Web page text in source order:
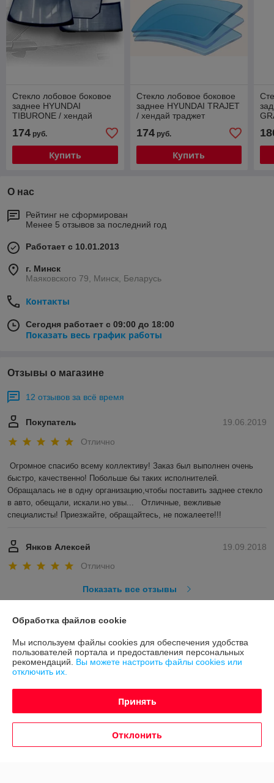
Стекло лобовое боковое
заднее HYUNDAI
TIBURONE / хендай
174 руб.
Купить
Стекло лобовое боковое
заднее HYUNDAI TRAJET
/ хендай траджет
174руб.
Купить
О нас
Рейтинг не сформирован
Менее 5 отзывов за последний год
Работает с 10.01.2013
г. Минск
Маяковского 79, Минск, Беларусь
Контакты
Сегодня работает с 09:00 до 18:00
Показать весь график работы
Отзывы о магазине
12 отзывов за всё время
19.06.2019
Покупатель
Отлично
Огромное спасибо всему коллективу! Заказ был выполнен очень
быстро, качественно! Побольше бы таких исполнителей.
Обращалась не в одну организацию,чтобы поставить заднее стекло
в авто, обещали, искали.но увы...   Отличные, вежливые
специалисты! Приезжайте, обращайтесь, не пожалеете!!!
19.09.2018
Янков Алексей
Отлично
Показать все отзывы
Контакты
Доставка и оплата
Полная версия сайта
Обработка файлов cookie
Мы используем файлы cookies для обеспечения удобства
пользователей портала и предоставления персональных
рекомендаций. Вы можете настроить файлы cookies или
отключить их.
Принять
Отклонить